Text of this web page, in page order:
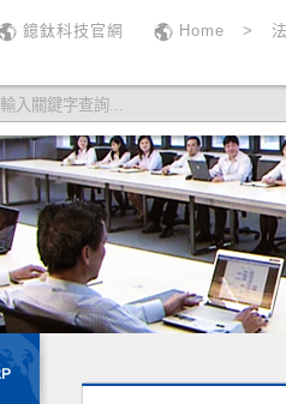
鐿鈦科技官網 Home >